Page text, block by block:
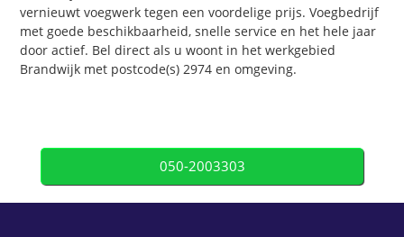
vernieuwt voegwerk tegen een voordelige prijs. Voegbedrijf
met goede beschikbaarheid, snelle service en het hele jaar
door actief. Bel direct als u woont in het werkgebied
Brandwijk met postcode(s) 2974 en omgeving.
050-2003303